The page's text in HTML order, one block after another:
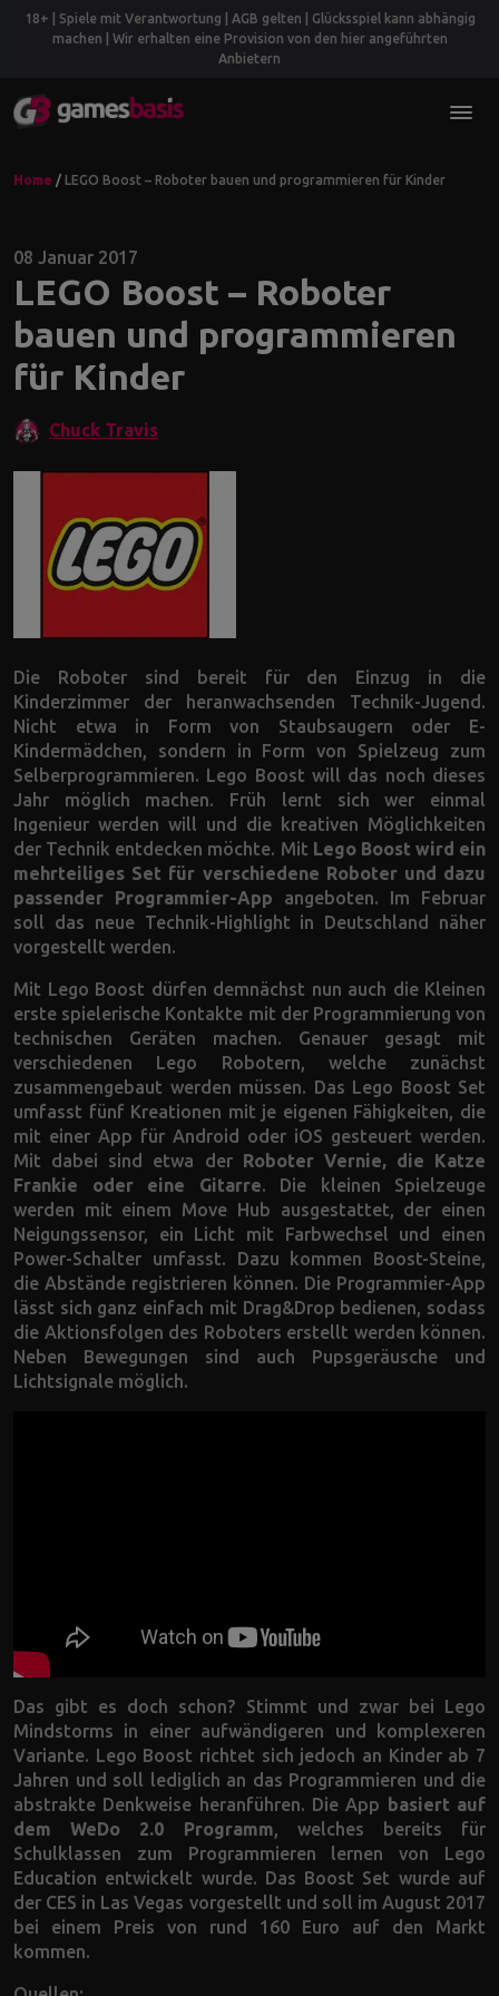
18+ | Spiele mit Verantwortung | AGB gelten | Glücksspiel kann abhängig
machen | Wir erhalten eine Provision von den hier angeführten
Anbietern
Home / LEGO Boost – Roboter bauen und programmieren für Kinder
08 Januar 2017
LEGO Boost – Roboter
bauen und programmieren
für Kinder
Chuck Travis
Die Roboter sind bereit für den Einzug in die
Kinderzimmer der heranwachsenden Technik-Jugend.
Nicht etwa in Form von Staubsaugern oder E-
Kindermädchen, sondern in Form von Spielzeug zum
Selberprogrammieren. Lego Boost will das noch dieses
Jahr möglich machen. Früh lernt sich wer einmal
Ingenieur werden will und die kreativen Möglichkeiten
der Technik entdecken möchte. Mit Lego Boost wird ein
mehrteiliges Set für verschiedene Roboter und dazu
passender Programmier-App angeboten. Im Februar
soll das neue Technik-Highlight in Deutschland näher
vorgestellt werden.
Mit Lego Boost dürfen demnächst nun auch die Kleinen
erste spielerische Kontakte mit der Programmierung von
technischen Geräten machen. Genauer gesagt mit
verschiedenen Lego Robotern, welche zunächst
zusammengebaut werden müssen. Das Lego Boost Set
umfasst fünf Kreationen mit je eigenen Fähigkeiten, die
mit einer App für Android oder iOS gesteuert werden.
Mit dabei sind etwa der Roboter Vernie, die Katze
Frankie oder eine Gitarre. Die kleinen Spielzeuge
werden mit einem Move Hub ausgestattet, der einen
Neigungssensor, ein Licht mit Farbwechsel und einen
Power-Schalter umfasst. Dazu kommen Boost-Steine,
die Abstände registrieren können. Die Programmier-App
lässt sich ganz einfach mit Drag&Drop bedienen, sodass
die Aktionsfolgen des Roboters erstellt werden können.
Neben Bewegungen sind auch Pupsgeräusche und
Lichtsignale möglich.
Das gibt es doch schon? Stimmt und zwar bei Lego
Mindstorms in einer aufwändigeren und komplexeren
Variante. Lego Boost richtet sich jedoch an Kinder ab 7
Jahren und soll lediglich an das Programmieren und die
abstrakte Denkweise heranführen. Die App basiert auf
dem WeDo 2.0 Programm, welches bereits für
Schulklassen zum Programmieren lernen von Lego
Education entwickelt wurde. Das Boost Set wurde auf
der CES in Las Vegas vorgestellt und soll im August 2017
bei einem Preis von rund 160 Euro auf den Markt
kommen.